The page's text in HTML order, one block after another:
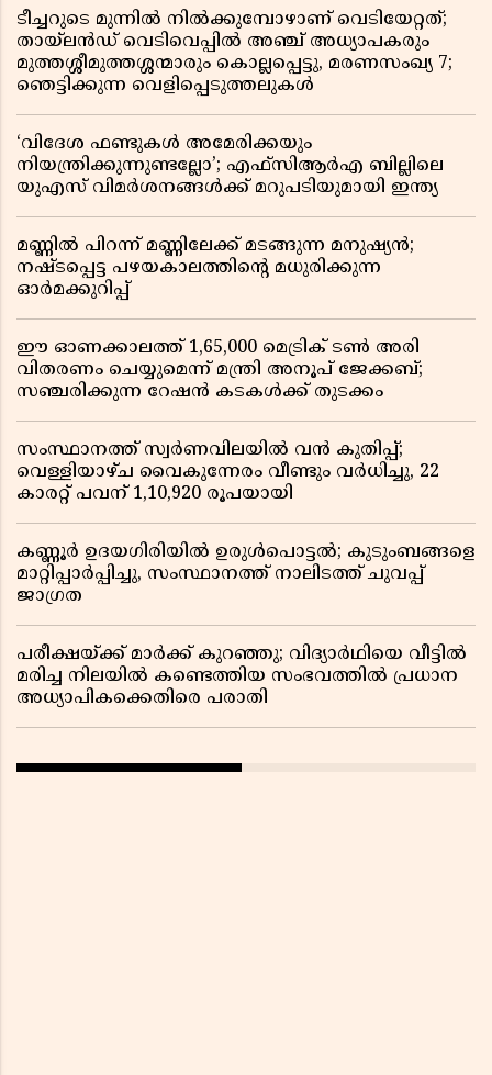
ടീച്ചറുടെ മുന്നിൽ നിൽക്കുമ്പോഴാണ് വെടിയേറ്റത്;
തായ്‌ലൻഡ് വെടിവെപ്പിൽ അഞ്ച് അധ്യാപകരും
മുത്തശ്ശീമുത്തശ്ശന്മാരും കൊല്ലപ്പെട്ടു, മരണസംഖ്യ 7;
ഞെട്ടിക്കുന്ന വെളിപ്പെടുത്തലുകൾ
‘വിദേശ ഫണ്ടുകൾ അമേരിക്കയും
നിയന്ത്രിക്കുന്നുണ്ടല്ലോ’; എഫ്സിആർഎ ബില്ലിലെ
യുഎസ് വിമർശനങ്ങൾക്ക് മറുപടിയുമായി ഇന്ത്യ
മണ്ണിൽ പിറന്ന് മണ്ണിലേക്ക് മടങ്ങുന്ന മനുഷ്യൻ;
നഷ്ടപ്പെട്ട പഴയകാലത്തിൻ്റെ മധുരിക്കുന്ന
ഓർമക്കുറിപ്പ്
ഈ ഓണക്കാലത്ത് 1,65,000 മെട്രിക് ടൺ അരി
വിതരണം ചെയ്യുമെന്ന് മന്ത്രി അനൂപ് ജേക്കബ്;
സഞ്ചരിക്കുന്ന റേഷൻ കടകൾക്ക് തുടക്കം
സംസ്ഥാനത്ത് സ്വർണവിലയിൽ വൻ കുതിപ്പ്;
വെള്ളിയാഴ്ച വൈകുന്നേരം വീണ്ടും വർധിച്ചു, 22
കാരറ്റ് പവന് 1,10,920 രൂപയായി
കണ്ണൂർ ഉദയഗിരിയിൽ ഉരുൾപൊട്ടൽ; കുടുംബങ്ങളെ
മാറ്റിപ്പാർപ്പിച്ചു, സംസ്ഥാനത്ത് നാലിടത്ത് ചുവപ്പ്
ജാഗ്രത
പരീക്ഷയ്ക്ക് മാർക്ക് കുറഞ്ഞു; വിദ്യാർഥിയെ വീട്ടിൽ
മരിച്ച നിലയിൽ കണ്ടെത്തിയ സംഭവത്തിൽ പ്രധാന
അധ്യാപികക്കെതിരെ പരാതി